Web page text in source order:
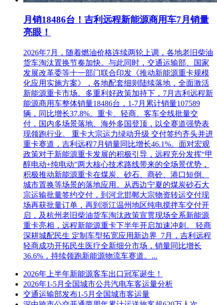
月销18486台！吉利远程新能源商用车7月销量
亮眼！
2026年7月，随着燃油价格连续两轮上调，各地老旧柴油
货车淘汰置换节奏加快。与此同时，交通运输部、国家
发展改革委等十一部门联合印发《推动新能源重卡规模
化应用实施方案》，各地配套细则陆续落地，全面激活
新能源重卡市场。多重利好政策加持下，7月吉利远程新
能源商用车整体销量18486台，1-7月累计销量107589
辆，同比增长37.8%。重卡、轻商、客车全线批量交
付，国内多场景落地、海外多国登顶，以全赛道强势表
现领跑行业。 重卡大宗运力绿动升级 交付签约齐头并进
重卡赛道，吉利远程7月销量同比增长46.1%。面对宏观
政策对于新能源重卡发展的积极引导，远程充分发挥“甲
醇电动+纯电动”两大核心技术路线带来的全场景优势，
积极推动新能源重卡在煤炭、砂石、商砼、港口短倒、
城市置换等场景的落地应用。从西边宁夏的煤炭砂石大
宗运输批量签约交付，到河北邯郸大宗物资转运交付现
场再获批量订单，再到浙江温州地区纯电搅拌车交付开
启，及杭州老旧柴油货车淘汰政策宣贯现场全系新能源
重卡亮相，远程新能源重卡下半年开启加速冲刺。 轻商
深耕城配民生 定制车型拓宽应用新边界 7月，吉利远程
轻商成功开拓民生医疗全新细分市场，销量同比增长
36.6%，持续领跑新能源物流车赛道。...
2026年上半年新能源客车出口冠军诞生！
2026年1-5月全国城市公共汽电车客运量分析
交通运输部发布1-5月全国城市客运量